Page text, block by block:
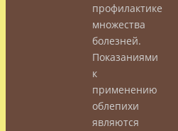
профилактике
множества
болезней.
Показаниями
к
применению
облепихи
являются